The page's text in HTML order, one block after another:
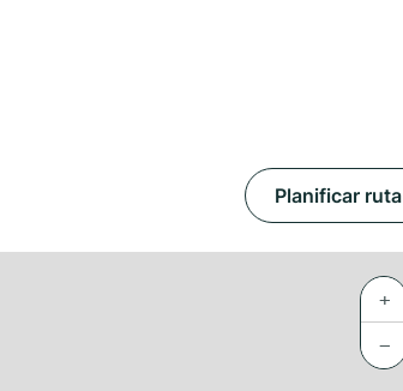
Planificar ruta
+
−